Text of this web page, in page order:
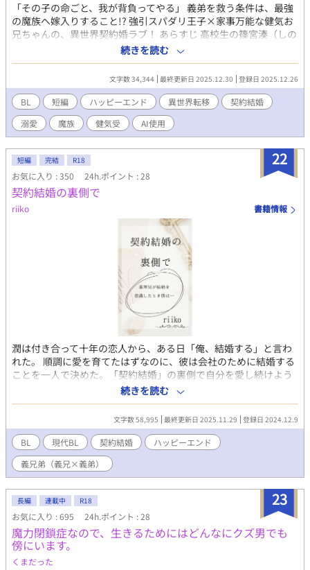
「その子の命ごと、我が背負ってやる」 義弟を救う条件は、最強
の魔族へ嫁入りすること!? 強引スパダリ王子×家事万能な健気お
兄ちゃんの、異世界契約婚ラブ！ あらすじ 高校生の篠宮湊（しの
みや みなと）は、目に入れても痛くないほど可愛がっている5歳
の義弟・優斗と保育園からの帰宅途中、突然異世界へ転移してし
まう。 右も左もわからない森の中で、優斗が突然の高熱に倒れ
る。診断されたのは、魔素が薄い場所では生きられない奇病『魔
力欠乏症』。 幼い弟を救う唯一の方法は、高価な魔石を与え続け
るか――魔素に満ちた「魔界」へ移り住むこと。 絶望する湊の前
に現れたのは、銀髪に赤い瞳を持つ美しき魔族の王子・グレンだ
った。 「我の嫁になれ。そうすればそのガキの命ごと、我が背負
ってやる」 弟を救うためなら、悪魔に魂を売ることだって厭わな
い。 即決で契約結婚を受け入れた湊だったが、恐ろしい場所だと
思っていた魔界での生活は、グレンからの予想外の溺愛と、美味
しいご飯（湊の手料理）に彩られた甘い新婚生活で……!? 無自覚
に胃袋を掴むお兄ちゃんと、それを全力で愛でる魔王子の、溺愛
異世界ファンタジー！ 全8話
続きを読む
文字数 34,344 最終更新日 2025.12.30 登録日 2025.12.26
BL 短編 ハッピーエンド 異世界転移
契約結婚
溺愛
魔族 健気受 AI使用
22
短編 完結 R18
お気に入り : 350 24h.ポイント : 28
契約結婚の裏側で
riiko 書籍情報
潤は付き合って十年の恋人から、ある日「俺、結婚する」と言わ
れた。 順調に愛を育てたはずなのに、彼は会社のために結婚する
ことを一人で決めた。「契約結婚」の裏側で自分を愛し続けよう
とする恋人がわからない。心の底から愛する人の愛人になるとい
う選択肢は絶対になかった。 だが、彼の決断の裏にはとんでもな
い事情があった。それを知ったとき、潤は…… 大人の男の十年愛
を振り返りながら綴ります。 性描写の入るシーンには タイトルに
※マークを入れているので、背後にはご注意くださいませ。
続きを読む
文字数 58,995 最終更新日 2025.11.29 登録日 2024.12.9
BL 現代BL 契約結婚
ハッピーエンド
義兄弟（義兄×義弟）
23
長編 連載中 R18
お気に入り : 695 24h.ポイント : 28
魔力閉鎖症なので、生きるためにはどんなにクズ男でも
傍にいます。
くまだった